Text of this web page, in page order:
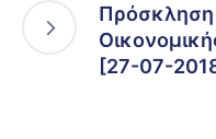
Πρόσκληση
[27-07-